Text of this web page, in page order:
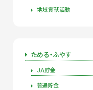
地域貢献活動
ためる・ふやす
ＪＡ貯金
普通貯金